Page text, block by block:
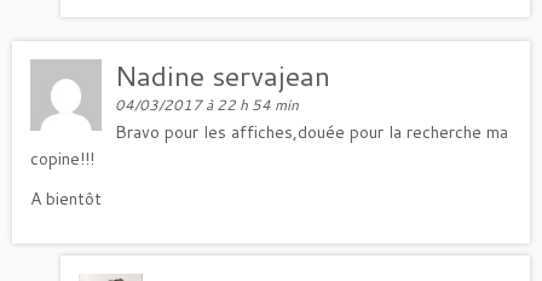
Nadine servajean
04/03/2017 à 22 h 54 min
Bravo pour les affiches,douée pour la recherche ma
copine!!!
A bientôt